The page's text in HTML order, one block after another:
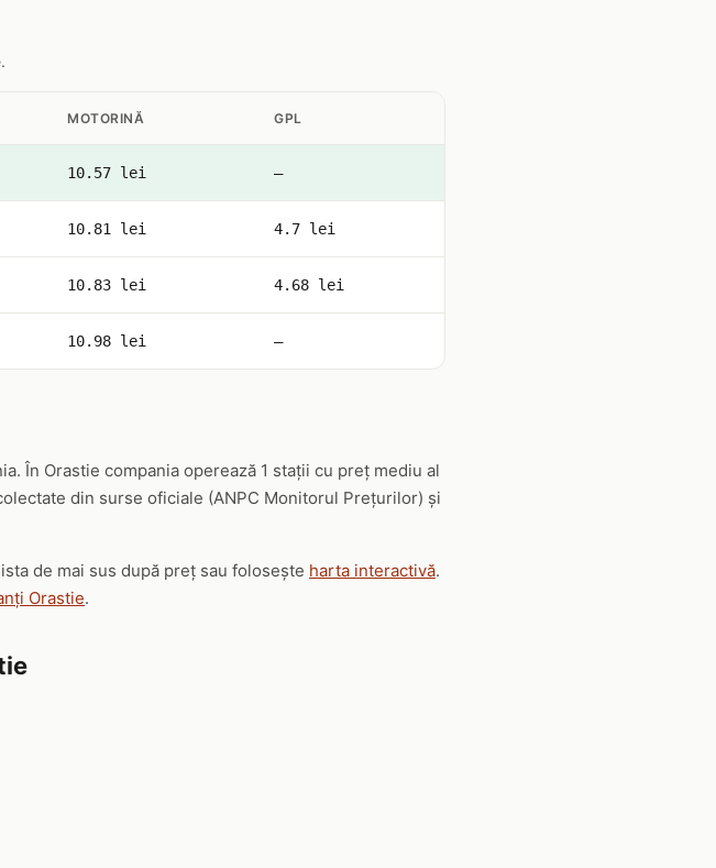
MOTORINĂ GPL
10.57 lei —
10.81 lei 4.7 lei
10.83 lei 4.68 lei
10.98 lei —
În Orastie compania operează 1 stații cu preț mediu al
din surse oficiale (ANPC Monitorul Prețurilor) și
de mai sus după preț sau folosește harta interactivă.
Orastie.